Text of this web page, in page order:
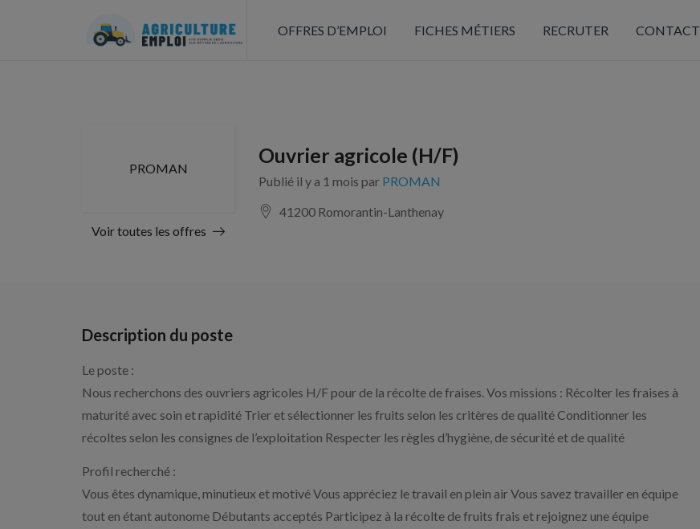
OFFRES D’EMPLOI FICHES MÉTIERS RECRUTER CONTACT
PROMAN
Voir toutes les offres
Ouvrier agricole (H/F)
Publié il y a 1 mois par PROMAN
41200 Romorantin-Lanthenay
Description du poste
Le poste :
Nous recherchons des ouvriers agricoles H/F pour de la récolte de fraises. Vos missions : Récolter les fraises à
maturité avec soin et rapidité Trier et sélectionner les fruits selon les critères de qualité Conditionner les
récoltes selon les consignes de l’exploitation Respecter les règles d’hygiène, de sécurité et de qualité
Profil recherché :
Vous êtes dynamique, minutieux et motivé Vous appréciez le travail en plein air Vous savez travailler en équipe
tout en étant autonome Débutants acceptés Participez à la récolte de fruits frais et rejoignez une équipe